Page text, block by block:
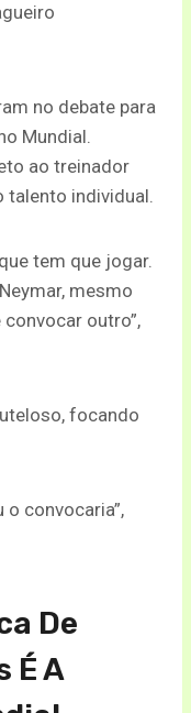
no debate para
Mundial.
ao treinador
individual.
tem que jogar.
mesmo
outro”,
focando
o convocaria”,
De
É A